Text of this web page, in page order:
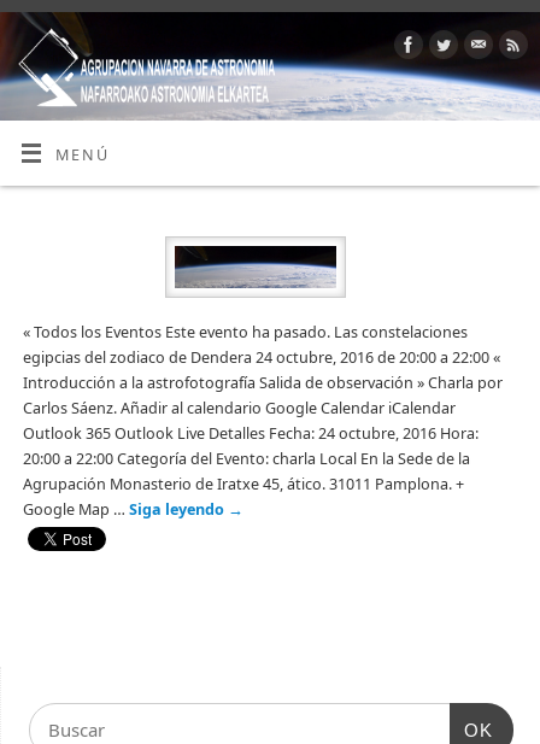
MENÚ
« Todos los Eventos Este evento ha pasado. Las constelaciones
egipcias del zodiaco de Dendera 24 octubre, 2016 de 20:00 a 22:00 «
Introducción a la astrofotografía Salida de observación » Charla por
Carlos Sáenz. Añadir al calendario Google Calendar iCalendar
Outlook 365 Outlook Live Detalles Fecha: 24 octubre, 2016 Hora:
20:00 a 22:00 Categoría del Evento: charla Local En la Sede de la
Agrupación Monasterio de Iratxe 45, ático. 31011 Pamplona. +
Google Map … Siga leyendo →
OK